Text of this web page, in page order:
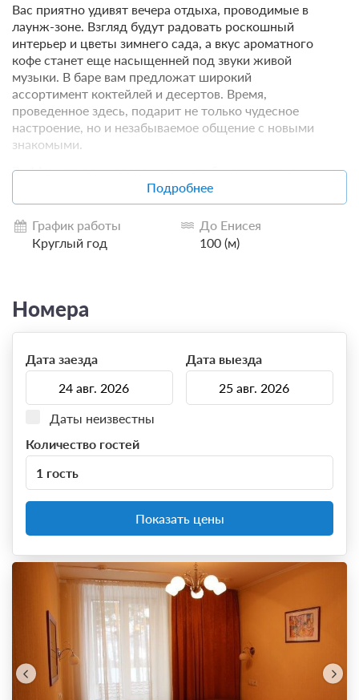
Вас приятно удивят вечера отдыха, проводимые в
лаунж-зоне. Взгляд будут радовать роскошный
интерьер и цветы зимнего сада, а вкус ароматного
кофе станет еще насыщенней под звуки живой
музыки. В баре вам предложат широкий
ассортимент коктейлей и десертов. Время,
проведенное здесь, подарит не только чудесное
настроение, но и незабываемое общение с новыми
знакомыми.
В «Магистрали» сделано все, чтобы отдыхать с
детьми было комфортно. Специально для вас –
детские стульчики в ресторане, эксклюзивное
постельное белье в номерах.
Подробнее
График работы
Круглый год
До Енисея
100 (м)
Номера
Дата заезда Дата выезда
Даты неизвестны
Количество гостей
1 гость
Показать цены